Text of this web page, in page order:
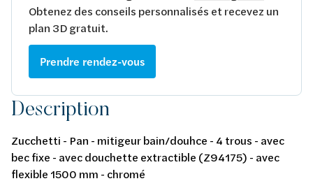
Obtenez des conseils personnalisés et recevez un
plan 3D gratuit.
Prendre rendez-vous
Description
Zucchetti - Pan - mitigeur bain/douhce - 4 trous - avec
bec fixe - avec douchette extractible (Z94175) - avec
flexible 1500 mm - chromé